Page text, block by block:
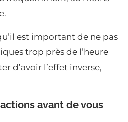
est important de ne pas
trop près de l’heure
d’avoir l’effet inverse,
avant de vous